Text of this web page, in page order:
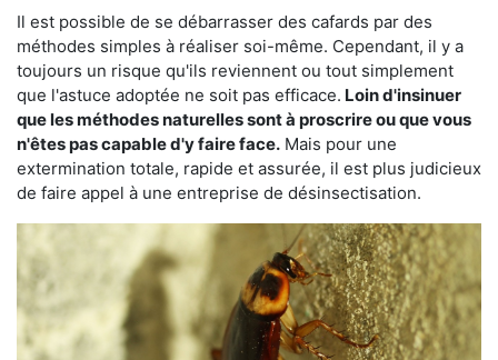
Il est possible de se débarrasser des cafards par des
méthodes simples à réaliser soi-même. Cependant, il y a
toujours un risque qu'ils reviennent ou tout simplement
que l'astuce adoptée ne soit pas efficace. Loin d'insinuer
que les méthodes naturelles sont à proscrire ou que vous
n'êtes pas capable d'y faire face. Mais pour une
extermination totale, rapide et assurée, il est plus judicieux
de faire appel à une entreprise de désinsectisation.